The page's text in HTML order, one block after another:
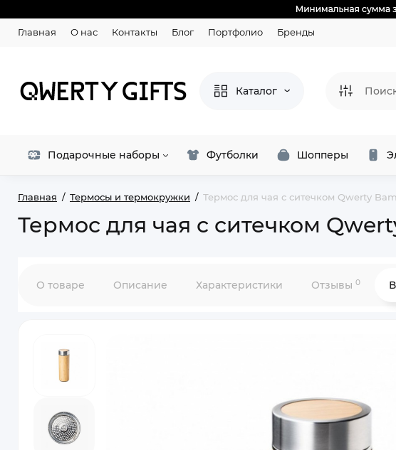
Главная О нас Контакты Блог Портфолио Бренды
Каталог
Подарочные наборы Футболки Шопперы
Главная Термосы и термокружки Термос для чая с ситечком Qwerty
Термос для чая с ситечком
О товаре Описание Характеристики Отзывы 0